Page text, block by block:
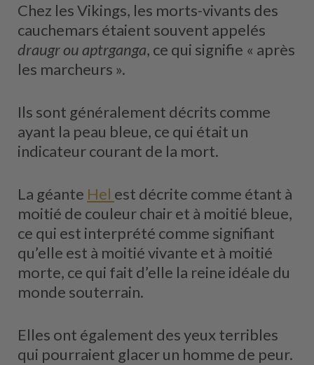
Chez les Vikings, les morts-vivants des
cauchemars étaient souvent appelés
draugr ou aptrganga, ce qui signifie « après
les marcheurs ».
Ils sont généralement décrits comme
ayant la peau bleue, ce qui était un
indicateur courant de la mort.
La géante Hel est décrite comme étant à
moitié de couleur chair et à moitié bleue,
ce qui est interprété comme signifiant
qu’elle est à moitié vivante et à moitié
morte, ce qui fait d’elle la reine idéale du
monde souterrain.
Elles ont également des yeux terribles
qui pourraient glacer un homme de peur.